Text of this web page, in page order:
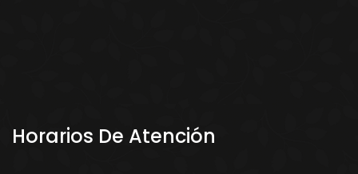
Horarios De Atención